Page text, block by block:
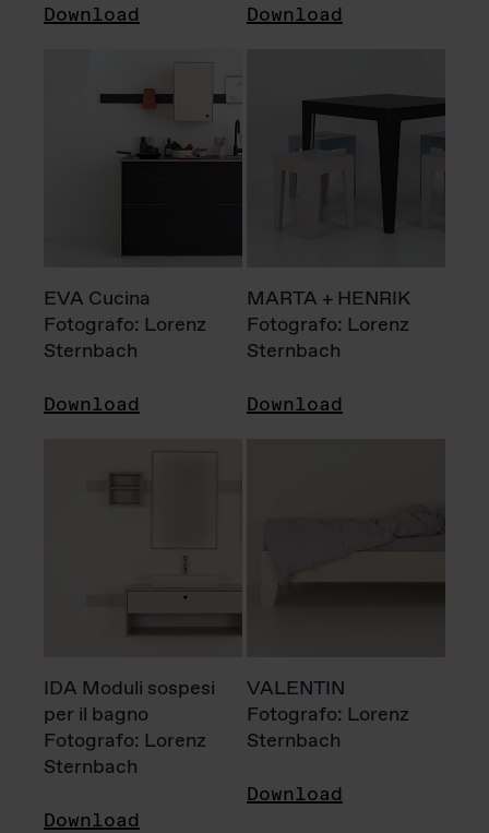
Download Download
EVA Cucina
Fotografo: Lorenz
Sternbach
Download
MARTA + HENRIK
Fotografo: Lorenz
Sternbach
Download
IDA Moduli sospesi
per il bagno
Fotografo: Lorenz
Sternbach
Download
VALENTIN
Fotografo: Lorenz
Sternbach
Download